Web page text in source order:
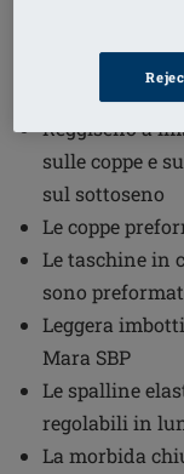
Codice ordine: 45122
Reggiseno a
sulle coppe e
sul sottoseno
Le coppe
Le taschine in
sono
Leggera
Mara SBP
Le spalline
regolabili in
La morbida